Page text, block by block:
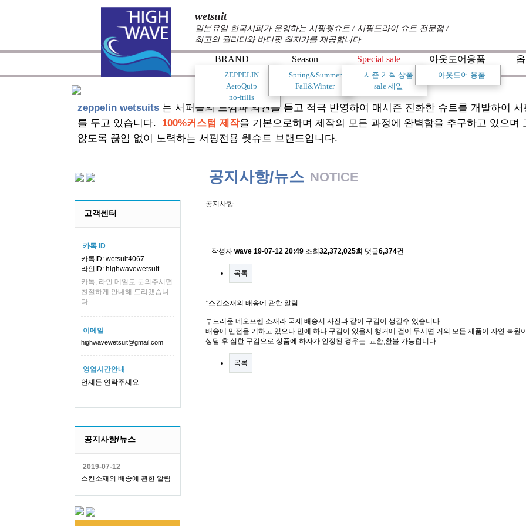
wetsuit
일본유일 한국서퍼가 운영하는 서핑웻슈트 / 서핑드라이 슈트 전문점 /
최고의 퀄리티와 바디핏 최저가를 제공합니다.
+
BRAND
ZEPPELIN
AeroQuip
no-frills
+
Season
Spring&Summer
Fall&Winter
+
Special sale
시즌 기획 상품
sale 세일
+
아웃도어용품
아웃도어 용품
+
+
zeppelin wetsuits 는 서퍼들의 느낌과 의견를 듣고 적극 반영하여 매시즌 진화한 슈트를 개발하여
를 두고 있습니다. 100%커스텀 제작을 기본으로하며 제작의 모든 과정에 완벽함을 추구하고 있으며
않도록 끊임 없이 노력하는 서핑전용 웻슈트 브랜드입니다.
고객센터
카톡 ID
카톡ID: wetsuit4067
라인ID: highwavewetsuit
카톡, 라인 메일로 문의주시면
친절하게 안내해 드리겠습니
다.
이메일
highwavewetsuit@gmail.com
영업시간안내
언제든 연락주세요
공지사항/뉴스
2019-07-12
스킨소재의 배송에 관한 알림
공지사항/뉴스 NOTICE
공지사항
작성자 wave 19-07-12 20:49 조회 32,372,025회 댓글6,374건
목록
*스킨소재의 배송에 관한 알림
부드러운 네오프렌 소재라 국제 배송시 사진과 같이 구김이 생길수 있습니다.
배송에 만전을 기하고 있으나 만에 하나 구김이 있을시 행거에 걸어 두시면 거의 모든 제품이 자연 복원
상담 후 심한 구김으로 상품에 하자가 인정된 경우는 교환,환불 가능합니다.
목록